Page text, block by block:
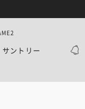
サントリー